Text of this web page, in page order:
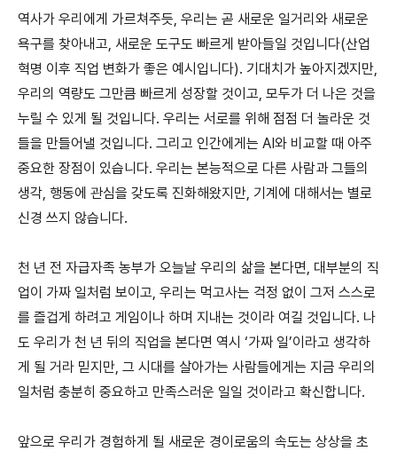
역사가 우리에게 가르쳐주듯, 우리는 곧 새로운 일거리와 새로운
욕구를 찾아내고, 새로운 도구도 빠르게 받아들일 것입니다(산업
혁명 이후 직업 변화가 좋은 예시입니다). 기대치가 높아지겠지만,
우리의 역량도 그만큼 빠르게 성장할 것이고, 모두가 더 나은 것을
누릴 수 있게 될 것입니다. 우리는 서로를 위해 점점 더 놀라운 것
들을 만들어낼 것입니다. 그리고 인간에게는 AI와 비교할 때 아주
중요한 장점이 있습니다. 우리는 본능적으로 다른 사람과 그들의
생각, 행동에 관심을 갖도록 진화해왔지만, 기계에 대해서는 별로
신경 쓰지 않습니다.
천 년 전 자급자족 농부가 오늘날 우리의 삶을 본다면, 대부분의 직
업이 가짜 일처럼 보이고, 우리는 먹고사는 걱정 없이 그저 스스로
를 즐겁게 하려고 게임이나 하며 지내는 것이라 여길 것입니다. 나
도 우리가 천 년 뒤의 직업을 본다면 역시 ‘가짜 일’이라고 생각하
게 될 거라 믿지만, 그 시대를 살아가는 사람들에게는 지금 우리의
일처럼 충분히 중요하고 만족스러운 일일 것이라고 확신합니다.
앞으로 우리가 경험하게 될 새로운 경이로움의 속도는 상상을 초